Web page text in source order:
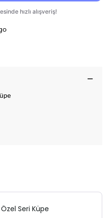
Seri Küpe